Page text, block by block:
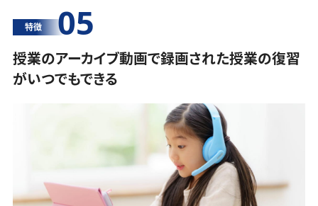
特徴 05
授業のアーカイブ動画で録画された授業の復習
がいつでもできる